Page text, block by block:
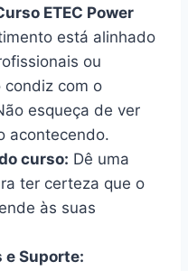
ETEC Power
está alinhado
ou
condiz com o
esqueça de ver
acontecendo.
curso: Dê uma
ter certeza que o
às suas
Suporte: